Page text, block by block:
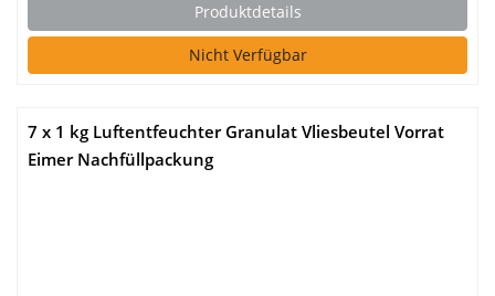
Produktdetails
Nicht Verfügbar
7 x 1 kg Luftentfeuchter Granulat Vliesbeutel Vorrat
Eimer Nachfüllpackung